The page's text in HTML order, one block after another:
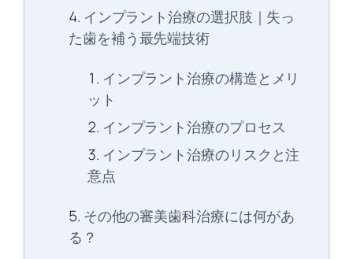
インプラント治療の選択肢｜失っ
た歯を補う最先端技術
インプラント治療の構造とメリ
ット
インプラント治療のプロセス
インプラント治療のリスクと注
意点
その他の審美歯科治療には何があ
る？